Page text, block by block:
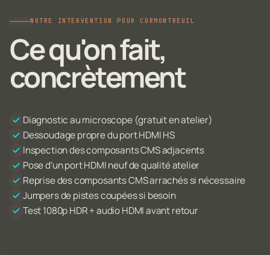
NOTRE INTERVENTION POUR CORMONTREUIL
Ce qu'on fait,
concrètement
Diagnostic au microscope (gratuit en atelier)
Dessoudage propre du port HDMI HS
Inspection des composants CMS adjacents
Pose d'un port HDMI neuf de qualité atelier
Reprise des composants CMS arrachés si nécessaire
Jumpers de pistes coupées si besoin
Test 1080p HDR + audio HDMI avant retour